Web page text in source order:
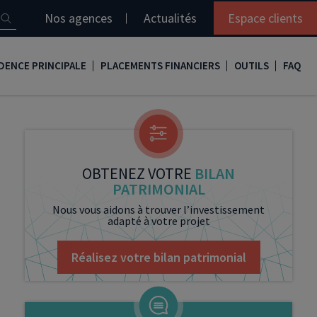
Nos agences Actualités Espace clients
PRINCIPALE
son crédit immobilier
PLACEMENTS FINANCIERS
PEA
Loi Madelin
SCPI
OUTILS
Simulation loi Denormandie
Comment réaliser son bilan patrimonial ?
Le guide de la loi Denormandie 2026
Simulation prêt immobilier
Nos vidéos
Nos Podcasts
FAQ
OBTENEZ VOTRE BILAN
PATRIMONIAL
Nous vous aidons à trouver l’investissement
adapté à votre projet
Réalisez votre bilan patrimonial